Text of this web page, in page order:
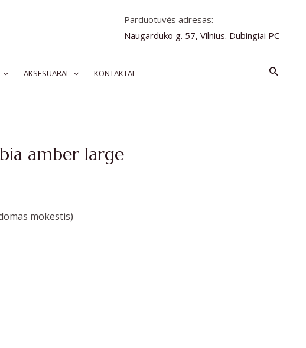
Parduotuvės adresas:
Naugarduko g. 57, Vilnius. Dubingiai PC
AKSESUARAI KONTAKTAI Paieška
amber large
mokestis)